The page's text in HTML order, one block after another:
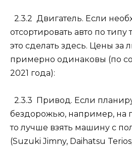
2.3.2 Двигатель. Если
отсортировать авто по
это сделать здесь. Цены за
примерно одинаковы (по
2021 года):
2.3.3 Привод. Если
бездорожью, например, на
то лучше взять машину с
(Suzuki Jimny, Daihatsu